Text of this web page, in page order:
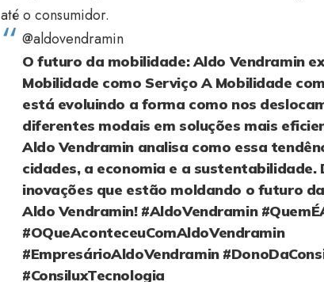
até o consumidor.
@aldovendramin
O futuro da mobilidade: Aldo Vendramin
Mobilidade como Serviço A Mobilidade
está evoluindo a forma como nos
diferentes modais em soluções mais
Aldo Vendramin analisa como essa
cidades, a economia e a sustentabilidade.
inovações que estão moldando o futuro
Aldo Vendramin! #AldoVendramin
#OQueAconteceuComAldoVendramin
#EmpresárioAldoVendramin
#ConsiluxTecnologia